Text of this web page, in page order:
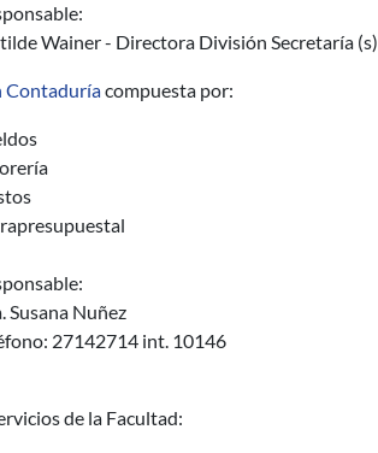
Wainer - Directora División Secretaría (s)
Contaduríacompuesta por:
Susana Nuñez
27142714 int. 10146
de la Facultad: